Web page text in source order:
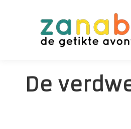
De